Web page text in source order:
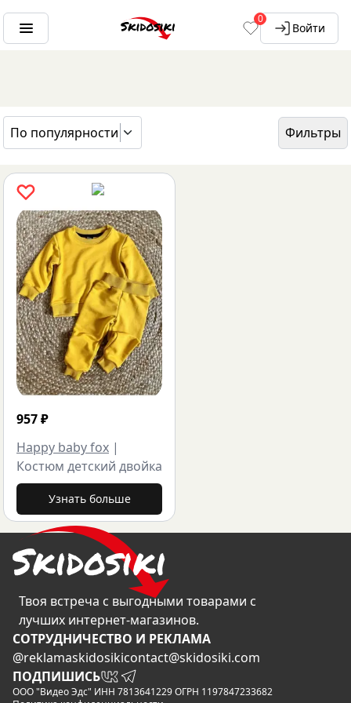
0
Войти
По популярности
Фильтры
ГЛАВНАЯ
БРЕНДЫ HAPPY BABY FOX
957₽
Happy baby fox |
Костюм детский двойка
Узнать больше
Твоя встреча с выгодными товарами с
лучших интернет-магазинов.
CОТРУДНИЧЕСТВО И РЕКЛАМА
@reklamaskidosikicontact@skidosiki.com
ПОДПИШИСЬ
ООО "Видео Эдс" ИНН 7813641229 ОГРН 1197847233682